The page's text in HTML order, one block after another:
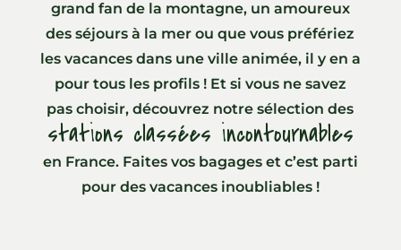
grand fan de la montagne, un amoureux
des séjours à la mer ou que vous préfériez
les vacances dans une ville animée, il y en a
pour tous les profils ! Et si vous ne savez
pas choisir, découvrez notre sélection des
stations classées incontournables
en France. Faites vos bagages et c’est parti
pour des vacances inoubliables !